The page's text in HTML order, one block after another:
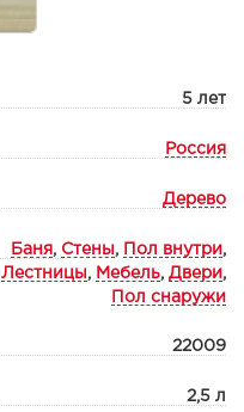
5 лет
Россия
Дерево
Баня , Стены , Пол внутри ,
Лестницы , Мебель, Двери ,
Пол снаружи
22009
2,5 л